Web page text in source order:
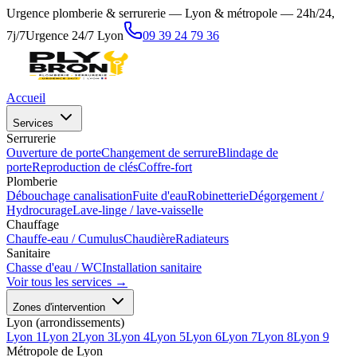
Urgence plomberie & serrurerie — Lyon & métropole — 24h/24,
7j/7Urgence 24/7 Lyon 09 39 24 79 36
Accueil
Services
Serrurerie
Ouverture de porteChangement de serrureBlindage de
porteReproduction de clésCoffre-fort
Plomberie
Débouchage canalisationFuite d'eauRobinetterieDégorgement /
HydrocurageLave-linge / lave-vaisselle
Chauffage
Chauffe-eau / CumulusChaudièreRadiateurs
Sanitaire
Chasse d'eau / WCInstallation sanitaire
Voir tous les services →
Zones d'intervention
Lyon (arrondissements)
Lyon 1Lyon 2Lyon 3Lyon 4Lyon 5Lyon 6Lyon 7Lyon 8Lyon 9
Métropole de Lyon